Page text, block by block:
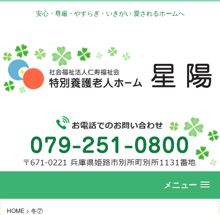
安心・尊厳・やすらぎ・いきがい 愛されるホームへ
メニュー
HOME >冬⑦